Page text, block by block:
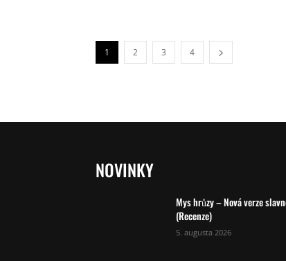
1 2 3 4
NOVINKY
Mys hrůzy – Nová verze
(Recenze)
5. augusta 2026